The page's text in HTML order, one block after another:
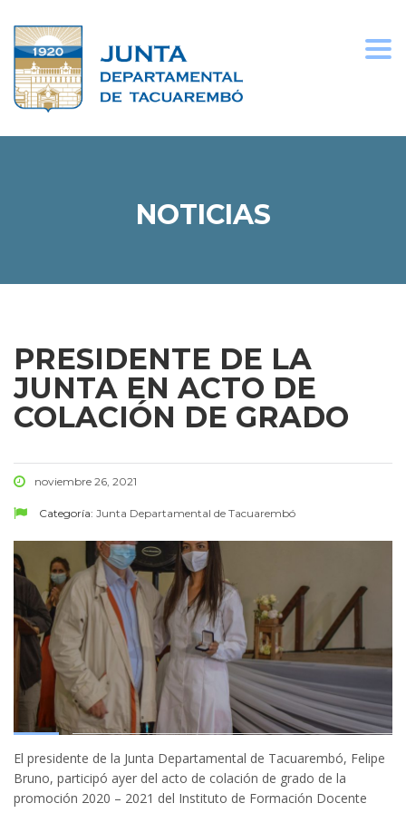
NOTICIAS
PRESIDENTE DE LA
JUNTA EN ACTO DE
COLACIÓN DE GRADO
noviembre 26, 2021
Categoría: Junta Departamental de Tacuarembó
El presidente de la Junta Departamental de Tacuarembó, Felipe
Bruno, participó ayer del acto de colación de grado de la
promoción 2020 – 2021 del Instituto de Formación Docente